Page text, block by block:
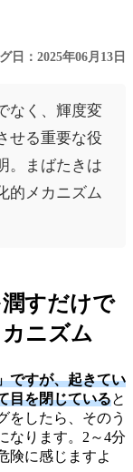
日：2025年06月13日
なく、輝度変
せる重要な役
。まばたきは
的メカニズム
すだけで
ニズム
ですが、起きてい
目を閉じていると
をしたら、そのう
なります。2～4分
険に感じますよ